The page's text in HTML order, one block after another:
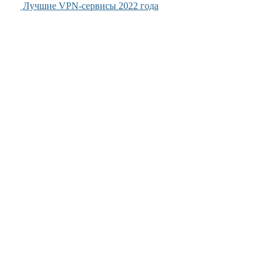
Лучшие VPN-сервисы 2022 года